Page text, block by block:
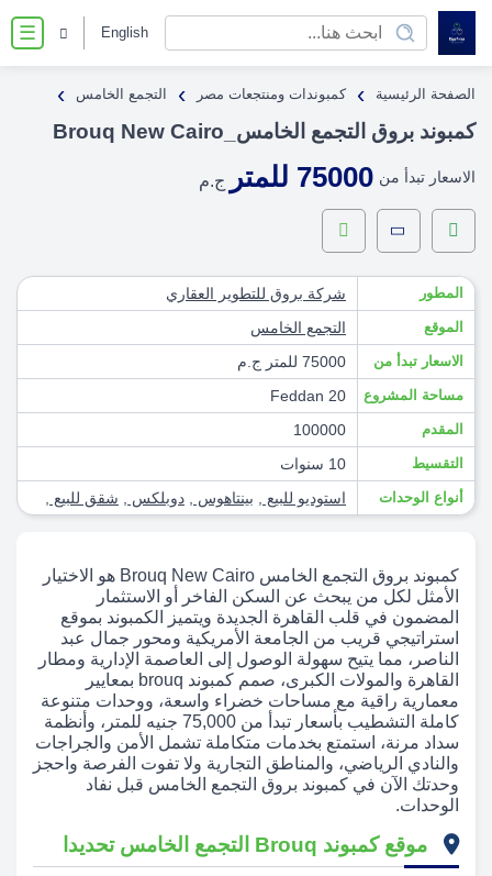
☰ English
الصفحة الرئيسية › كمبوندات ومنتجعات مصر › التجمع الخامس ›
كمبوند بروق التجمع الخامس_Brouq New Cairo
الاسعار تبدأ من 75000 للمتر ج.م
المطور شركة بروق للتطوير العقاري
الموقع التجمع الخامس
الاسعار تبدأ من 75000 للمتر ج.م
مساحة المشروع 20 Feddan
المقدم 100000
التقسيط 10 سنوات
أنواع الوحدات استوديو للبيع بينتاهوس دوبلكس شقق للبيع
كمبوند بروق التجمع الخامس Brouq New Cairo هو الاختيار
الأمثل لكل من يبحث عن السكن الفاخر أو الاستثمار
المضمون في قلب القاهرة الجديدة ويتميز الكمبوند بموقع
استراتيجي قريب من الجامعة الأمريكية ومحور جمال عبد
الناصر، مما يتيح سهولة الوصول إلى العاصمة الإدارية ومطار
القاهرة والمولات الكبرى، صمم كمبوند brouq بمعايير
معمارية راقية مع مساحات خضراء واسعة، ووحدات متنوعة
كاملة التشطيب بأسعار تبدأ من 75,000 جنيه للمتر، وأنظمة
سداد مرنة، استمتع بخدمات متكاملة تشمل الأمن والجراجات
والنادي الرياضي، والمناطق التجارية ولا تفوت الفرصة واحجز
وحدتك الآن في كمبوند بروق التجمع الخامس قبل نفاد
الوحدات.
موقع كمبوند Brouq التجمع الخامس تحديدا